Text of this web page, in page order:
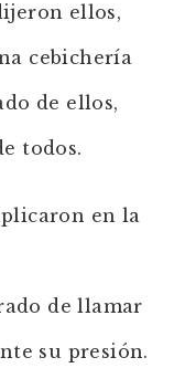
ellos,
cebichería
de ellos,
todos.
en la
de llamar
su presión.